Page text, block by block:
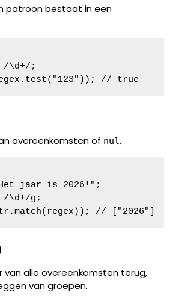
patroon bestaat in een
/\d+/;
// true
overeenkomsten of nul.
jaar is 2026!";
/\d+/g;
// ["2026"]
alle overeenkomsten terug,
van groepen.